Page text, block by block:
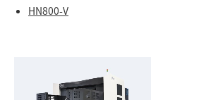
HN800-V